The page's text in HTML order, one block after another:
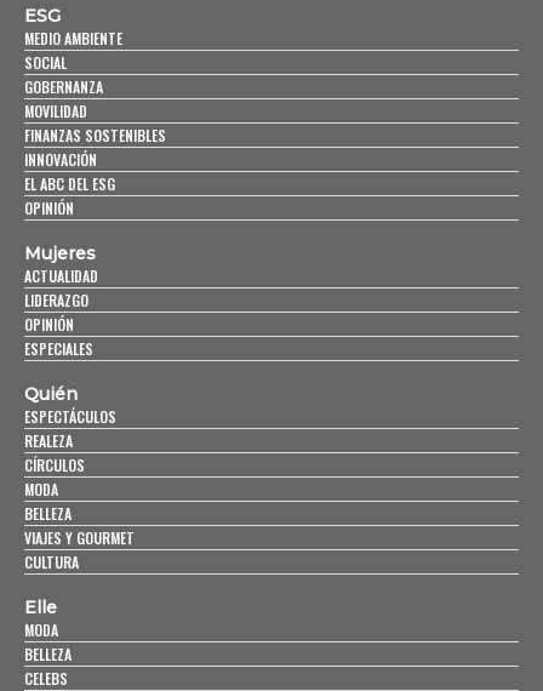
ESG
MEDIO AMBIENTE
SOCIAL
GOBERNANZA
MOVILIDAD
FINANZAS SOSTENIBLES
INNOVACIÓN
EL ABC DEL ESG
OPINIÓN
Mujeres
ACTUALIDAD
LIDERAZGO
OPINIÓN
ESPECIALES
Quién
ESPECTÁCULOS
REALEZA
CÍRCULOS
MODA
BELLEZA
VIAJES Y GOURMET
CULTURA
Elle
MODA
BELLEZA
CELEBS